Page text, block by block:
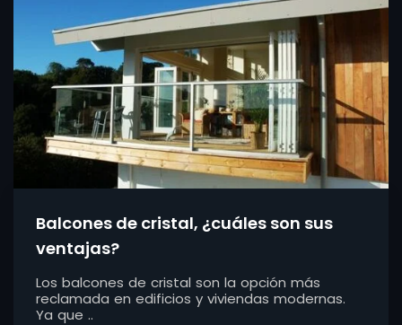
Balcones de cristal, ¿cuáles son sus
ventajas?
Los balcones de cristal son la opción más
reclamada en edificios y viviendas modernas.
Ya que ..